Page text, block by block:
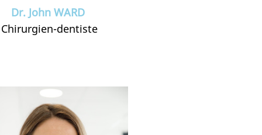
Dr. John WARD
Chirurgien-dentiste